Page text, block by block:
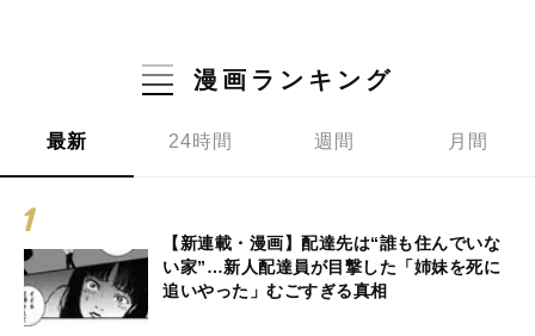
漫画ランキング
最新 24時間 週間 月間
【新連載・漫画】配達先は“誰も住んでいな
い家”…新人配達員が目撃した「姉妹を死に
追いやった」むごすぎる真相